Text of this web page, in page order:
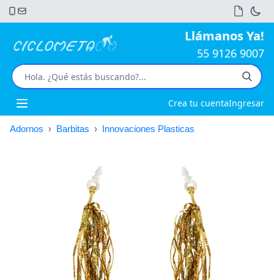
Llámanos Ya!
55 9126 9007
Open main menu Crea tu cuentaIngresar
Adornos › Barbitas › Innovaciones Plasticas